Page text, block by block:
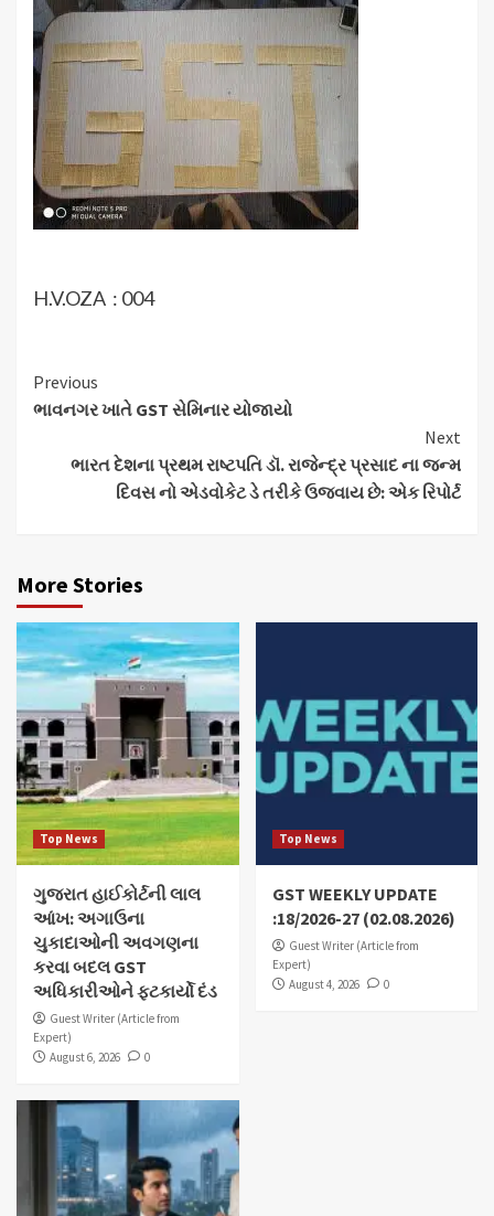
H.V.OZA : 004
Continue
Reading
Previous
ભાવનગર ખાતે GST સેમિનાર યોજાયો
Next
ભારત દેશના પ્રથમ રાષ્ટપતિ ડૉ. રાજેન્દ્ર પ્રસાદ ના જન્મ
દિવસ નો એડવોકેટ ડે તરીકે ઉજવાય છે: એક રિપોર્ટ
More Stories
Top News
ગુજરાત હાઈકોર્ટની લાલ
આંખ: અગાઉના
ચુકાદાઓની અવગણના
કરવા બદલ GST
અધિકારીઓને ફટકાર્યો દંડ
Guest Writer (Article from
Expert)
August 6, 2026
0
Top News
GST WEEKLY UPDATE
:18/2026-27 (02.08.2026)
Guest Writer (Article from
Expert)
August 4, 2026
0